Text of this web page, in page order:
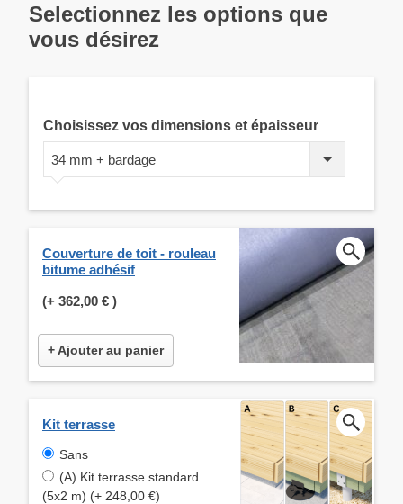
Selectionnez les options que
vous désirez
Choisissez vos dimensions et épaisseur
34 mm + bardage
Couverture de toit - rouleau
bitume adhésif
(+ 362,00 € )
+ Ajouter au panier
Kit terrasse
Sans
(A) Kit terrasse standard
(5x2 m) (+ 248,00 €)